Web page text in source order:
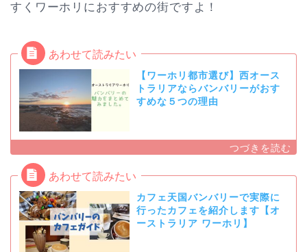
すくワーホリにおすすめの街ですよ！
【ワーホリ都市選び】西オース
トラリアならバンバリーがおす
すめな５つの理由
カフェ天国バンバリーで実際に
行ったカフェを紹介します【オ
ーストラリア ワーホリ】